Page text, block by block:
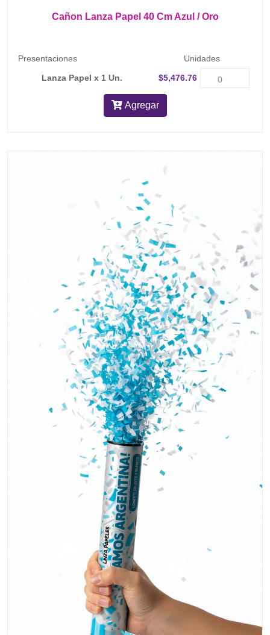
Cañon Lanza Papel 40 Cm Azul / Oro
Presentaciones
Unidades
Lanza Papel x 1 Un.
$5,476.76
Agregar